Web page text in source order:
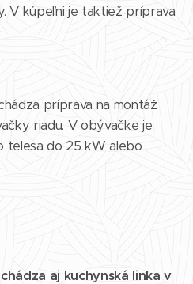
V kúpeľni je taktiež príprava
príprava na montáž
riadu. V obývačke je
telesa do 25 kW alebo
aj kuchynská linka v